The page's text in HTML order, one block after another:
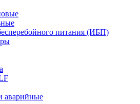
питания (ИБП)
аварийные